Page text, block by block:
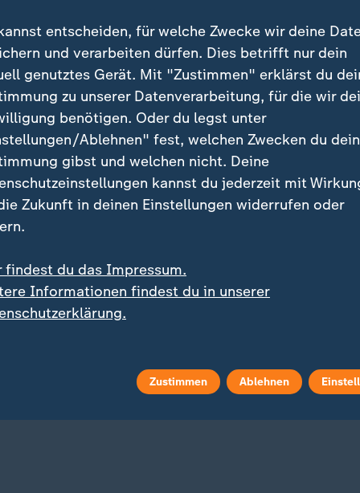
belastet Lieferketten:
Länder heben Lkw-
Trikot
entscheiden, für welche Zwecke wir deine
und verarbeiten dürfen. Dies betrifft nur dein
genutztes Gerät. Mit "Zustimmen" erklärst du
zu unserer Datenverarbeitung, für die wir
benötigen. Oder du legst unter
Ablehnen" fest, welchen Zwecken du
gibst und welchen nicht. Deine
kannst du jederzeit mit
Zukunft in deinen Einstellungen widerrufen oder
findest du das Impressum.
Informationen findest du in unserer
Zustimmen Ablehnen